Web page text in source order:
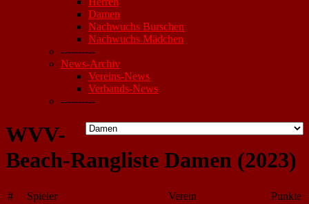
Damen
Nachwuchs Burschen
Nachwuchs Mädchen
----------
News-Archiv
Vereins-News
Verbands-News
----------
WVV-
Beach-Rangliste Damen (2023)
# Spieler Verein
Punkte